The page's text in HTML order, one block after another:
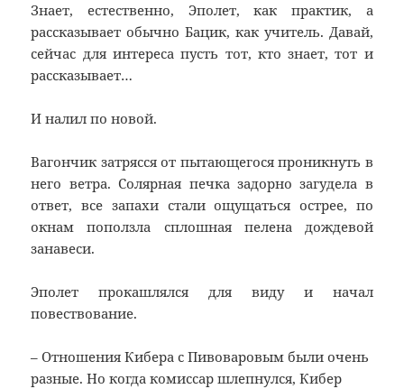
Знает, естественно, Эполет, как практик, а
рассказывает обычно Бацик, как учитель. Давай,
сейчас для интереса пусть тот, кто знает, тот и
рассказывает…
И налил по новой.
Вагончик затрясся от пытающегося проникнуть в
него ветра. Солярная печка задорно загудела в
ответ, все запахи стали ощущаться острее, по
окнам поползла сплошная пелена дождевой
занавеси.
Эполет прокашлялся для виду и начал
повествование.
– Отношения Кибера с Пивоваровым были очень
разные. Но когда комиссар шлепнулся, Кибер